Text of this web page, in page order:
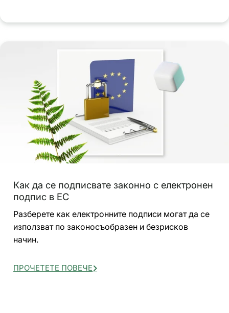
Как да се подписвате законно с електронен
подпис в ЕС
Разберете как електронните подписи могат да се
използват по законосъобразен и безрисков
начин.
ПРОЧЕТЕТЕ ПОВЕЧЕ